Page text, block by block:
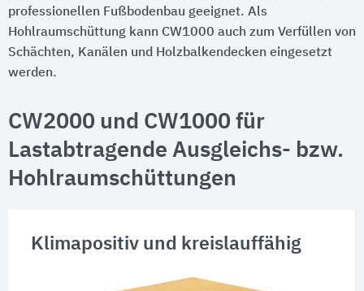
professionellen Fußbodenbau geeignet. Als
Hohlraumschüttung kann CW1000 auch zum Verfüllen von
Schächten, Kanälen und Holzbalkendecken eingesetzt
werden.
CW2000 und CW1000 für
Lastabtragende Ausgleichs- bzw.
Hohlraumschüttungen
Klimapositiv und kreislauffähig